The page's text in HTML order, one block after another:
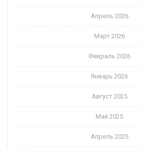
Апрель 2026
Март 2026
Февраль 2026
Январь 2026
Август 2025
Май 2025
Апрель 2025